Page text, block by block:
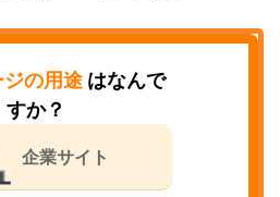
の用途 はなんで
すか？
企業サイト